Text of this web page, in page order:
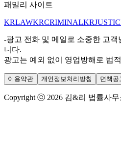
패밀리 사이트
KRLAWKRCRIMINAL
-광고 전화 및 메일로 소중한 고
니다.
광고는 예외 없이 영업방해로 법
이용약관 개인정보처리방침 면책공
Copyright ⓒ 2026 김&리 법률사무